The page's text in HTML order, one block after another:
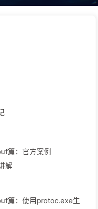
篇：官方案例
解
篇：使用protoc.exe生